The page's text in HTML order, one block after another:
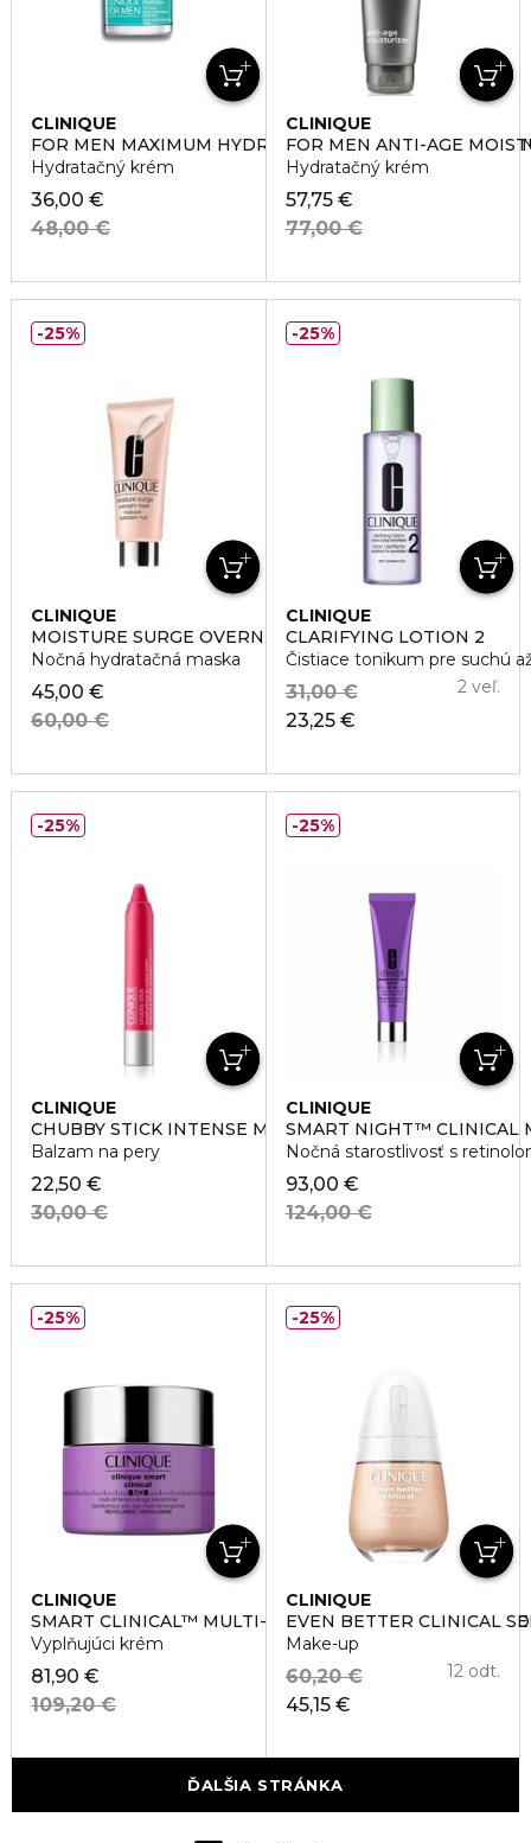
CLINIQUE
FOR MEN MAXIMUM HYDRATOR 72HOUR AUTO
Hydratačný krém
36,00 €
48,00 €
CLINIQUE
FOR MEN ANTI-AGE
Hydratačný krém
57,75 €
77,00 €
CLINIQUE
MOISTURE SURGE OVERNIGHT MASK
Nočná hydratačná maska
45,00 €
60,00 €
25%
CLINIQUE
CLARIFYING LOTION 2
Čistiace tonikum pre suchú
23,25 €
31,00 € 2 veľ.
25%
CLINIQUE
CHUBBY STICK INTENSE MOISTURIZING LIP BALM
Balzam na pery
22,50 €
30,00 €
25%
CLINIQUE
SMART NIGHT™ CLINICAL
Nočná starostlivosť s
93,00 €
124,00 €
25%
CLINIQUE
SMART CLINICAL™ MULTI-DIMENSIONAL AGE
Vyplňujúci krém
81,90 €
109,20 €
25%
CLINIQUE
EVEN BETTER CLINICAL
Make-up
45,15 €
60,20 € 12 odt.
25%
ĎALŠIA STRÁNKA